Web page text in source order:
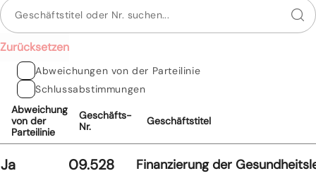
Zurücksetzen
Abweichungen von der Parteilinie
Schlussabstimmungen
Abweichung
von der
Parteilinie
Geschäfts-
Nr.
Geschäftstitel
Ja 09.528 Finanzierung der